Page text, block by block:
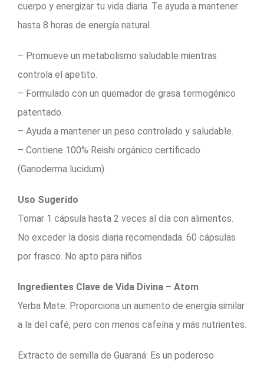
cuerpo y energizar tu vida diaria. Te ayuda a mantener
hasta 8 horas de energía natural.
– Promueve un metabolismo saludable mientras
controla el apetito.
– Formulado con un quemador de grasa termogénico
patentado.
– Ayuda a mantener un peso controlado y saludable.
– Contiene 100% Reishi orgánico certificado
(Ganoderma lucidum)
Uso Sugerido
Tomar 1 cápsula hasta 2 veces al día con alimentos.
No exceder la dosis diaria recomendada. 60 cápsulas
por frasco. No apto para niños.
Ingredientes Clave de Vida Divina – Atom
Yerba Mate: Proporciona un aumento de energía similar
a la del café, pero con menos cafeína y más nutrientes.
Extracto de semilla de Guaraná: Es un poderoso